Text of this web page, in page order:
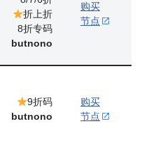
折上折
8折专码
butnono
购买
节点
9折码
butnono
购买
节点